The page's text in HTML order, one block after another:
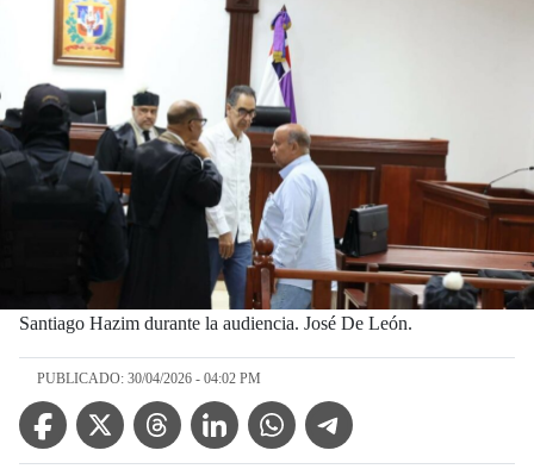
Santiago Hazim durante la audiencia. José De León.
PUBLICADO: 30/04/2026 - 04:02 PM
Facebook IconTwitter IconThreads IconLinkedin IconWhatsApp IconTelegram Icon